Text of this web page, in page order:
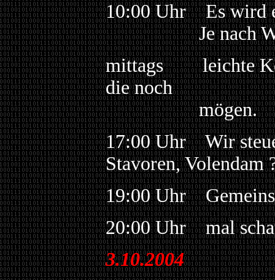
10:00 Uhr Es wird
Je nach Wind
mittags leichte
die noch
mögen.
17:00 Uhr Wir
Stavoren, Volendam
19:00 Uhr
20:00 Uhr mal
3.10.2004